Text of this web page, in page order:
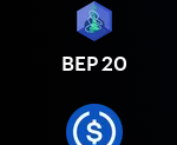
BEP 20